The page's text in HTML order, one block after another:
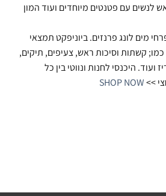
לנשים עם פטנטים מיוחדים ועוד המון
מים לונג פרנזים. ביוניפקט תמצאי
כמו; קשתות וסיכות ראש, צעיפים, תיקים,
היכנסי לחנות ונווטי בין כל
>>